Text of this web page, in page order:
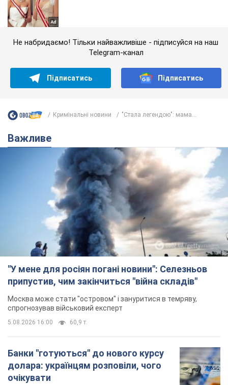
Не набридаємо! Тільки найважливіше - підписуйся на наш
Telegram-канал
Підписатись Підписатись
Кримінальні новини "Стала легендою": мама...
Важливе
"У мене для росіян погані новини": Селезньов
припустив, чим закінчиться "війна складів"
Москва може стати "островом" і зануритися в темряву,
спрогнозував військовий експерт
5.08.2026 16:00 60,9 т.
Банки "готуються" до нового курсу
долара: українцям розповіли, чого
очікувати